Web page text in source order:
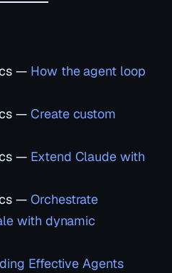
— How the agent loop
—Create custom
— Extend Claude with
—Orchestrate
with dynamic
Effective Agents